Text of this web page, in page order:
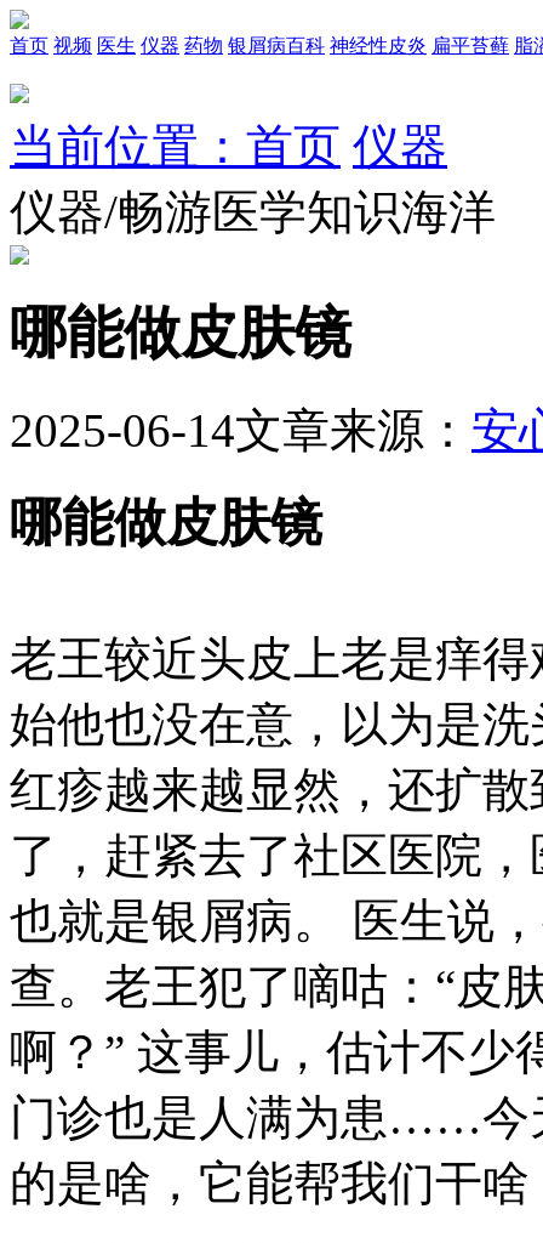
首页 视频 医生 仪器 药物 银屑病百科 神经性皮炎 扁平苔藓 脂
当前位置：首页 仪器
仪器/畅游医学知识海洋
哪能做皮肤镜
2025-06-14文章来源： 安
哪能做皮肤镜
老王较近头皮上老是痒
始他也没在意，以为是
红疹越来越显然，还扩
了，赶紧去了社区医院
也就是银屑病。 医生说
查。老王犯了嘀咕：“皮
啊？” 这事儿，估计不少
门诊也是人满为患……今
的是啥，它能帮我们干